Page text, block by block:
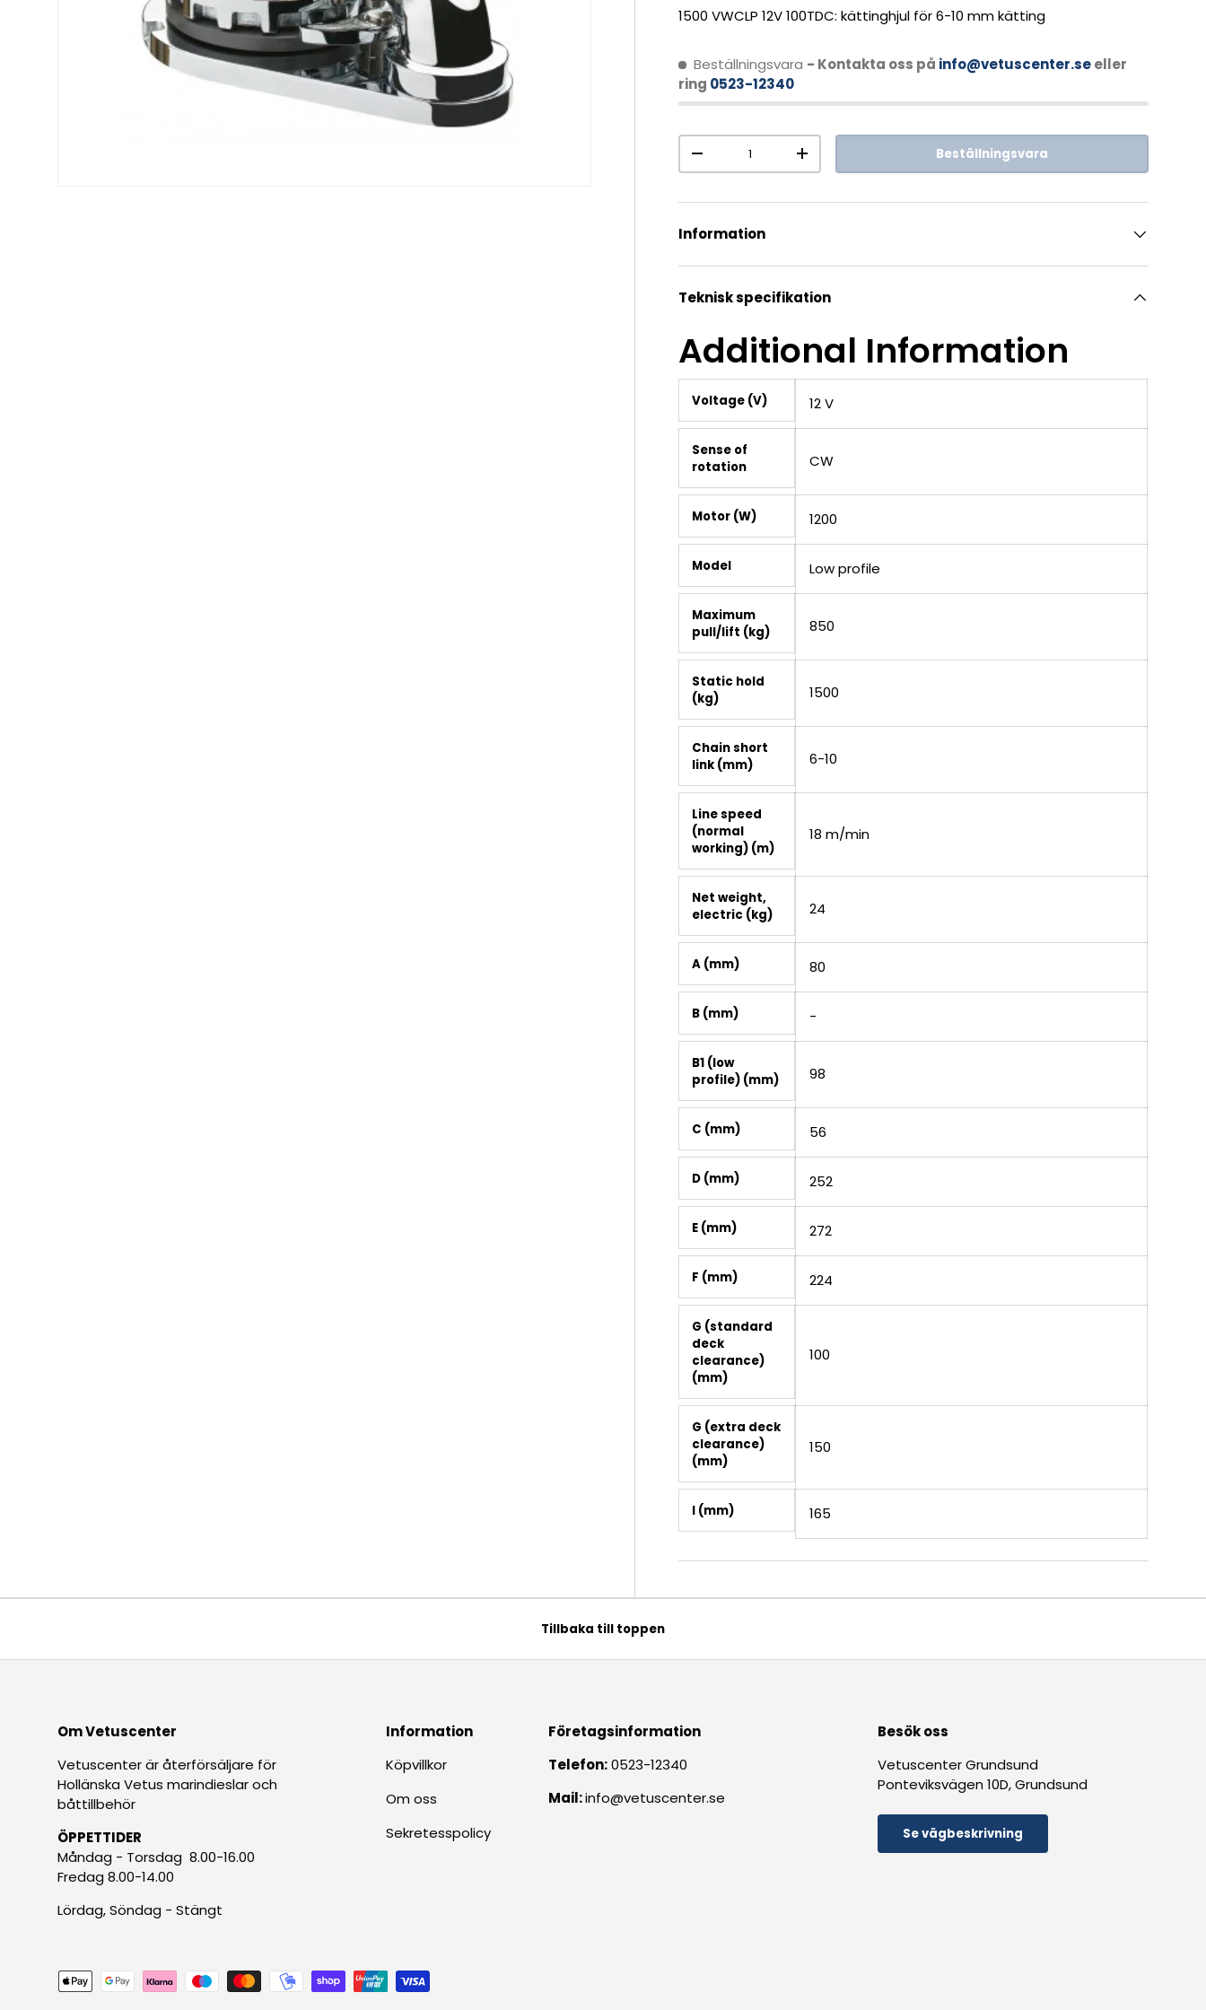
1500 VWCLP 12V 100TDC: kättinghjul för 6-10 mm kätting
Beställningsvara - Kontakta oss på info@vetuscenter.seeller
ring 0523-12340
Antal
-
+ Beställningsvara
Information
Teknisk specifikation
Additional Information
Voltage (V) 12 V
Sense of
rotation
CW
Motor (W) 1200
Model Low profile
Maximum
pull/lift (kg)
850
Static hold
(kg)
1500
Chain short
link (mm)
6-10
Line speed
(normal
working) (m)
18 m/min
Net weight,
electric (kg)
24
A (mm) 80
B (mm) -
B1 (low
profile) (mm)
98
C (mm) 56
D (mm) 252
E (mm) 272
F (mm) 224
G (standard
deck
clearance)
(mm)
100
G (extra deck
clearance)
(mm)
150
I (mm) 165
Tillbaka till toppen
Om Vetuscenter
Vetuscenter är återförsäljare för
Hollänska Vetus marindieslar och
båttillbehör
ÖPPETTIDER
Måndag - Torsdag 8.00-16.00
Fredag 8.00-14.00
Lördag, Söndag - Stängt
Information
Köpvillkor
Om oss
Sekretesspolicy
Företagsinformation
Telefon:0523-12340
Mail:info@vetuscenter.se
Besök oss
Vetuscenter Grundsund
Ponteviksvägen 10D, Grundsund
Se vägbeskrivning
Betalningsmetoder accepteras